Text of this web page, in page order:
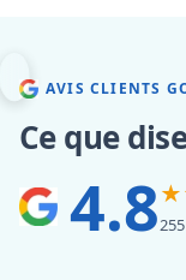
AVIS CLIENTS
Ce que
4.8